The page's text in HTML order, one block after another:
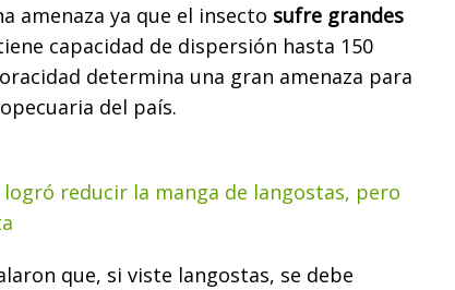
amenaza ya que el insecto sufre grandes
capacidad de dispersión hasta 150
determina una gran amenaza para
del país.
logró reducir la manga de langostas, pero
que, si viste langostas, se debe